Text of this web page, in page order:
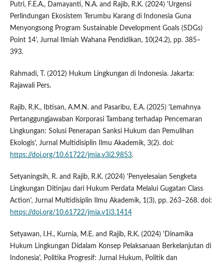
Putri, F.E.A., Damayanti, N.A. and Rajib, R.K. (2024) 'Urgensi
Perlindungan Ekosistem Terumbu Karang di Indonesia Guna
Menyongsong Program Sustainable Development Goals (SDGs)
Point 14', Jurnal Ilmiah Wahana Pendidikan, 10(24.2), pp. 385–
393.
Rahmadi, T. (2012) Hukum Lingkungan di Indonesia. Jakarta:
Rajawali Pers.
Rajib, R.K., Ibtisan, A.M.N. and Pasaribu, E.A. (2025) 'Lemahnya
Pertanggungjawaban Korporasi Tambang terhadap Pencemaran
Lingkungan: Solusi Penerapan Sanksi Hukum dan Pemulihan
Ekologis', Jurnal Multidisiplin Ilmu Akademik, 3(2). doi:
https://doi.org/10.61722/jmia.v3i2.9853.
Setyaningsih, R. and Rajib, R.K. (2024) 'Penyelesaian Sengketa
Lingkungan Ditinjau dari Hukum Perdata Melalui Gugatan Class
Action', Jurnal Multidisiplin Ilmu Akademik, 1(3), pp. 263–268. doi:
https://doi.org/10.61722/jmia.v1i3.1414
Setyawan, I.H., Kurnia, M.E. and Rajib, R.K. (2024) 'Dinamika
Hukum Lingkungan Didalam Konsep Pelaksanaan Berkelanjutan di
Indonesia', Politika Progresif: Jurnal Hukum, Politik dan